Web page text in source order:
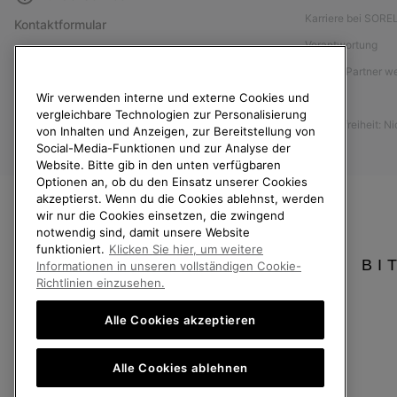
Kontaktformular
Größentabelle
Rücksendungen
Vom Kaufvertrag zurücktreten
Bestellstatus
Versand
Zahlung
Häufig gestellte Fragen
Karriere bei SOREL
Verantwortung
Affiliate Partner
Presse
Barrierefreiheit:
Deutschland
SOREL. Alle Rechte vorbehalten.
Wir verwenden interne und externe Cookies und
vergleichbare Technologien zur Personalisierung
von Inhalten und Anzeigen, zur Bereitstellung von
Social-Media-Funktionen und zur Analyse der
Website. Bitte gib in den unten verfügbaren
Optionen an, ob du den Einsatz unserer Cookies
akzeptierst. Wenn du die Cookies ablehnst, werden
wir nur die Cookies einsetzen, die zwingend
notwendig sind, damit unsere Website
funktioniert. Klicken Sie hier, um weitere
Informationen in unseren vollständigen Cookie-
Richtlinien einzusehen.
Alle Cookies akzeptieren
Alle Cookies ablehnen